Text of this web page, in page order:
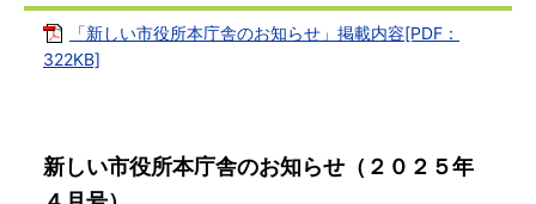
「新しい市役所本庁舎のお知らせ」掲載内容[PDF：
322KB]
新しい市役所本庁舎のお知らせ（２０２５年